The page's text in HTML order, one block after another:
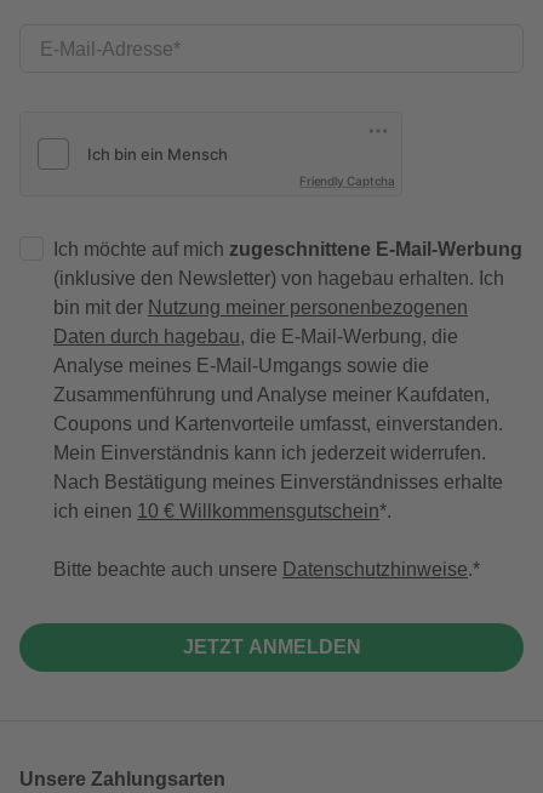
E-Mail-Adresse
Friendly Captcha
Ich möchte auf mich zugeschnittene E-Mail-Werbung
(inklusive den Newsletter) von hagebau erhalten. Ich
bin mit der Nutzung meiner personenbezogenen
Daten durch hagebau, die E-Mail-Werbung, die
Analyse meines E-Mail-Umgangs sowie die
Zusammenführung und Analyse meiner Kaufdaten,
Coupons und Kartenvorteile umfasst, einverstanden.
Mein Einverständnis kann ich jederzeit widerrufen.
Nach Bestätigung meines Einverständnisses erhalte
ich einen 10 € Willkommensgutschein*.
Bitte beachte auch unsere Datenschutzhinweise.
JETZT ANMELDEN
Unsere Zahlungsarten